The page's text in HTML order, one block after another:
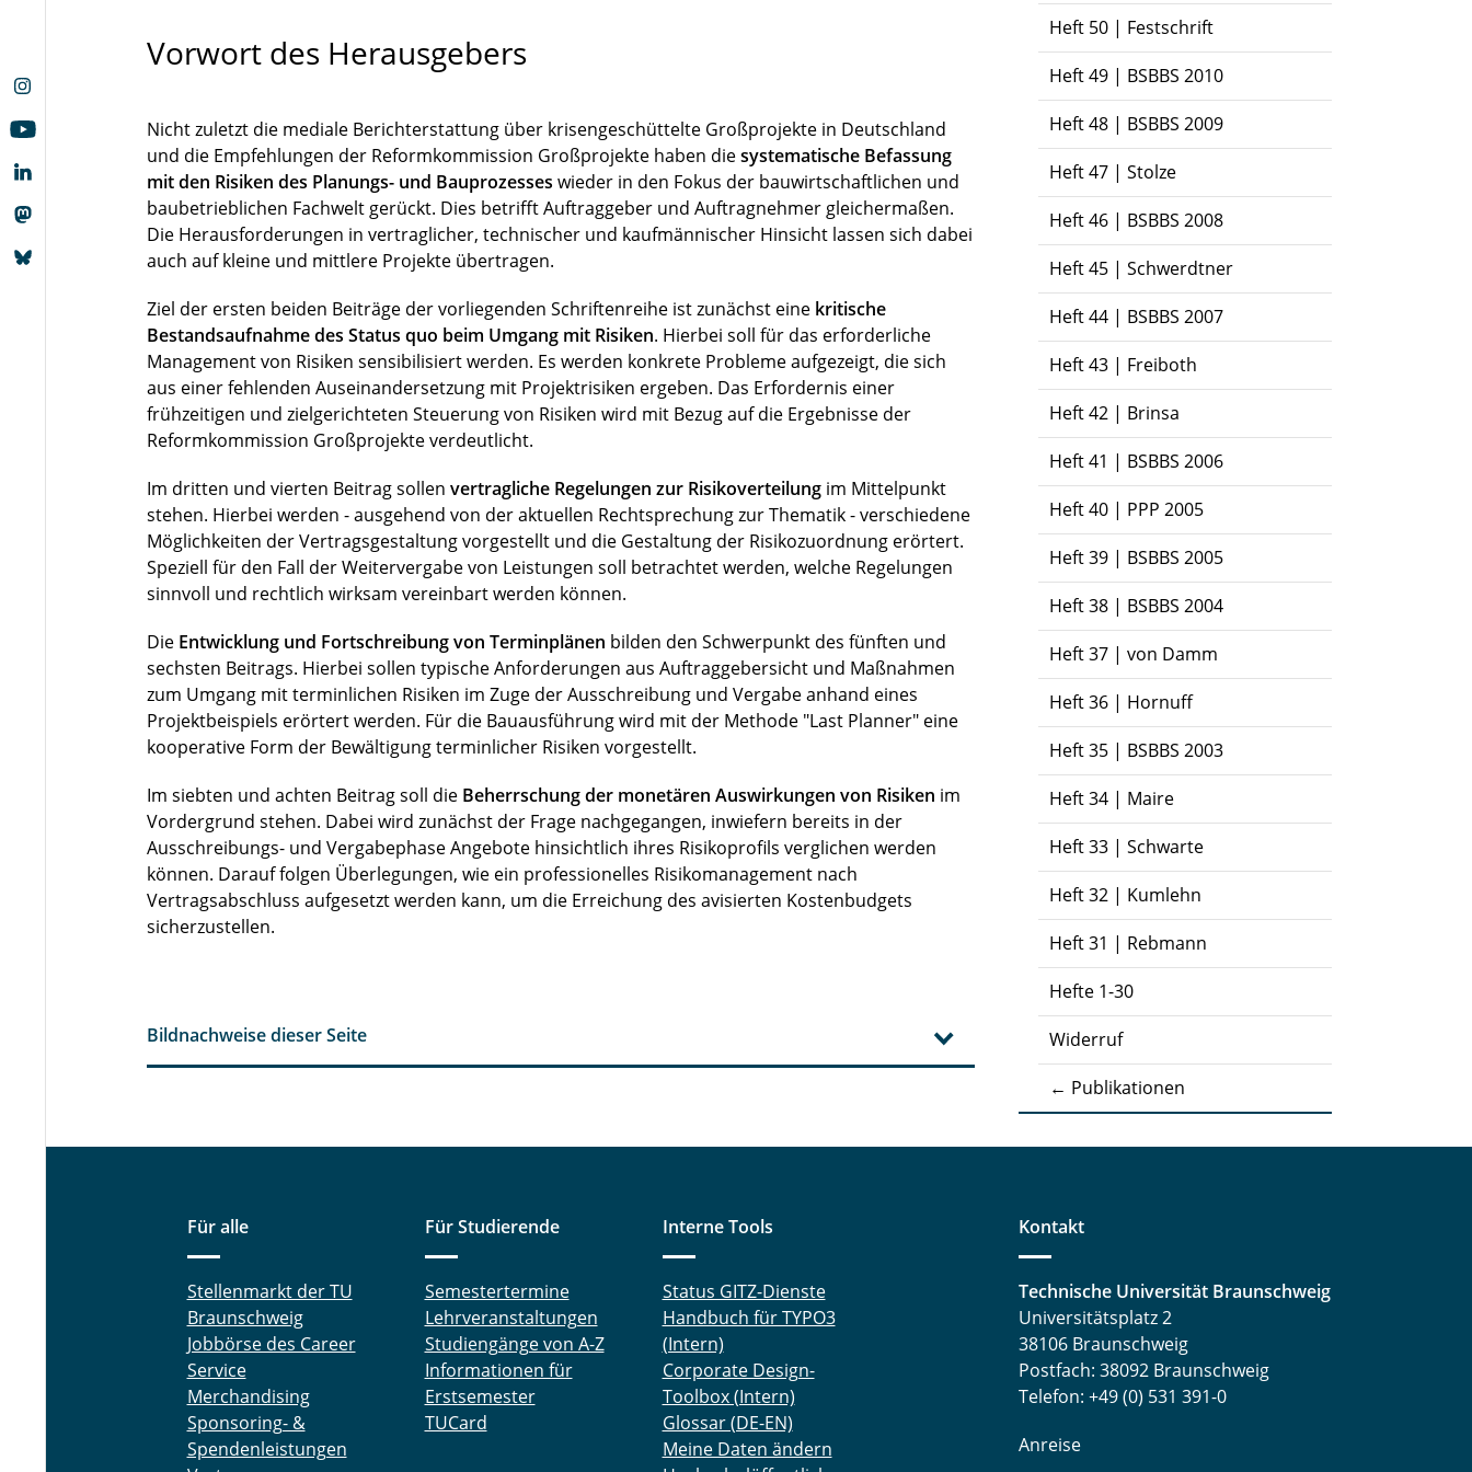
Heft 50 | Festschrift
Heft 49 | BSBBS 2010
Heft 48 | BSBBS 2009
Heft 47 | Stolze
Heft 46 | BSBBS 2008
Heft 45 | Schwerdtner
Heft 44 | BSBBS 2007
Heft 43 | Freiboth
Heft 42 | Brinsa
Heft 41 | BSBBS 2006
Heft 40 | PPP 2005
Heft 39 | BSBBS 2005
Heft 38 | BSBBS 2004
Heft 37 | von Damm
Heft 36 | Hornuff
Heft 35 | BSBBS 2003
Heft 34 | Maire
Heft 33 | Schwarte
Heft 32 | Kumlehn
Heft 31 | Rebmann
Hefte 1-30
Widerruf
← Publikationen
Vorwort des Herausgebers
Nicht zuletzt die mediale Berichterstattung über krisengeschüttelte Großprojekte in Deutsch­land
und die Empfehlungen der Reformkommission Großprojekte haben diesystematische Befassung
mit den Risiken des Planungs- und Bauprozesses wieder in den Fokus der bauwir­tschaftlichen und
baubetrieblichen Fachwelt gerückt. Dies betrifft Auftraggeber und Auftrag­nehmer gleichermaßen.
Die Herausforderungen in vertraglicher, technischer und kaufmänni­scher Hinsicht lassen sich dabei
auch auf kleine und mittlere Projekte übertragen.
Ziel der ersten beiden Beiträge der vorliegenden Schriftenreihe ist zunächst eine kritische
Bestandsaufnahme des Status quo beim Umgang mit Risiken. Hierbei soll für das erforder­liche
Management von Risiken sensibilisiert werden. Es werden konkrete Probleme aufge­zeigt, die sich
aus einer fehlenden Auseinandersetzung mit Projektrisiken ergeben. Das Erfor­dernis einer
frühzeitigen und zielgerichteten Steuerung von Risiken wird mit Bezug auf die Ergebnisse der
Reformkommission Großprojekte verdeutlicht.
Im dritten und vierten Beitrag sollenvertragliche Regelungen zur Risikoverteilung im Mittel­punkt
stehen. Hierbei werden - ausgehend von der aktuellen Rechtsprechung zur Thematik - verschiedene
Möglichkeiten der Vertragsgestaltung vorgestellt und die Gestaltung der Risiko­zuordnung erörtert.
Speziell für den Fall der Weitervergabe von Leistungen soll betrachtet werden, welche Regelungen
sinnvoll und rechtlich wirksam vereinbart werden können.
Die Entwicklung und Fortschreibung von Terminplänen bilden den Schwerpunkt des fünften und
sechsten Beitrags. Hierbei sollen typische Anforderungen aus Auftraggebersicht und Maßnahmen
zum Umgang mit terminlichen Risiken im Zuge der Ausschreibung und Vergabe anhand eines
Projektbeispiels erörtert werden. Für die Bauausführung wird mit der Methode "Last Planner" eine
kooperative Form der Bewältigung terminlicher Risiken vorgestellt.
Im siebten und achten Beitrag soll die Beherrschung der monetären Auswirkungen von Risiken im
Vordergrund stehen. Dabei wird zunächst der Frage nachgegangen, inwiefern bereits in der
Ausschreibungs- und Vergabephase Angebote hinsichtlich ihres Risikoprofils verglichen werden
können. Darauf folgen Überlegungen, wie ein professionelles Risikomana­gement nach
Vertragsabschluss aufgesetzt werden kann, um die Erreichung des avisierten Kostenbudgets
sicherzustellen.
Bildnachweise dieser Seite
Für alle
Stellenmarkt der TU
Braunschweig
Jobbörse des Career
Service
Merchandising
Sponsoring- &
Spendenleistungen
Für Studierende
Semestertermine
Lehrveranstaltungen
Studiengänge von A-Z
Informationen für
Erstsemester
TUCard
Interne Tools
Status GITZ-Dienste
Handbuch für TYPO3
(Intern)
Corporate Design-
Toolbox (Intern)
Glossar (DE-EN)
Meine Daten ändern
Kontakt
Technische Universität Braunschweig
Universitätsplatz 2
38106 Braunschweig
Postfach: 38092 Braunschweig
Telefon: +49 (0) 531 391-0
Anreise